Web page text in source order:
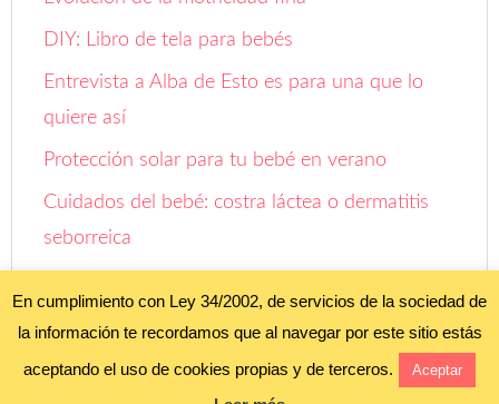
DIY: Libro de tela para bebés
Entrevista a Alba de Esto es para una que lo
quiere así
Protección solar para tu bebé en verano
Cuidados del bebé: costra láctea o dermatitis
seborreica
Aviso legal y política de privacidad
En cumplimiento con Ley 34/2002, de servicios de la sociedad de
la información te recordamos que al navegar por este sitio estás
aceptando el uso de cookies propias y de terceros.
Aceptar